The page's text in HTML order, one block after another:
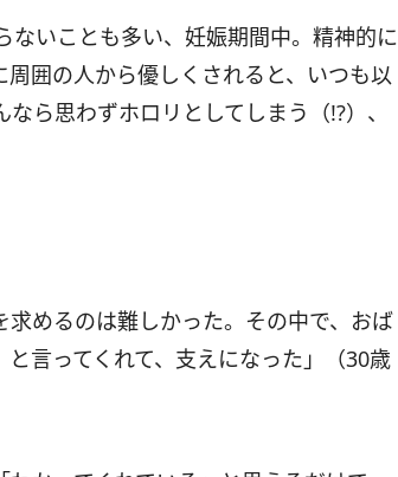
ないことも多い、妊娠期間中。精神的に
囲の人から優しくされると、いつも以
ら思わずホロリとしてしまう（!?）、
求めるのは難しかった。その中で、おば
言ってくれて、支えになった」（30歳